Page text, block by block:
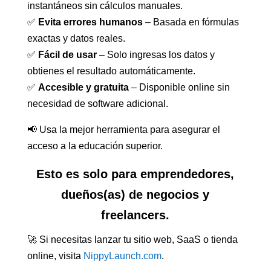
instantáneos sin cálculos manuales.
✅ Evita errores humanos– Basada en fórmulas
exactas y datos reales.
✅ Fácil de usar– Solo ingresas los datos y
obtienes el resultado automáticamente.
✅ Accesible y gratuita– Disponible online sin
necesidad de software adicional.
📢 Usa la mejor herramienta para asegurar el
acceso a la educación superior.
Esto es solo para emprendedores,
dueños(as) de negocios y
freelancers.
🚀 Si necesitas lanzar tu sitio web, SaaS o tienda
online, visita NippyLaunch.com.